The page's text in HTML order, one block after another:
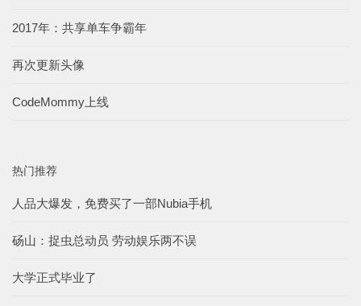
2017年：共享单车争霸年
再次更新头像
CodeMommy上线
热门推荐
人品大爆发，免费买了一部Nubia手机
砀山：捉虫总动员 劳动娱乐两不误
大学正式毕业了